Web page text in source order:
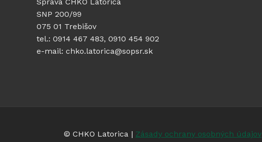
SNP 200/99
075 01 Trebišov
tel.: 0914 467 483, 0910 454 902
e-mail: chko.latorica@sopsr.sk
© CHKO Latorica | Zásady ochrany osobných údajov